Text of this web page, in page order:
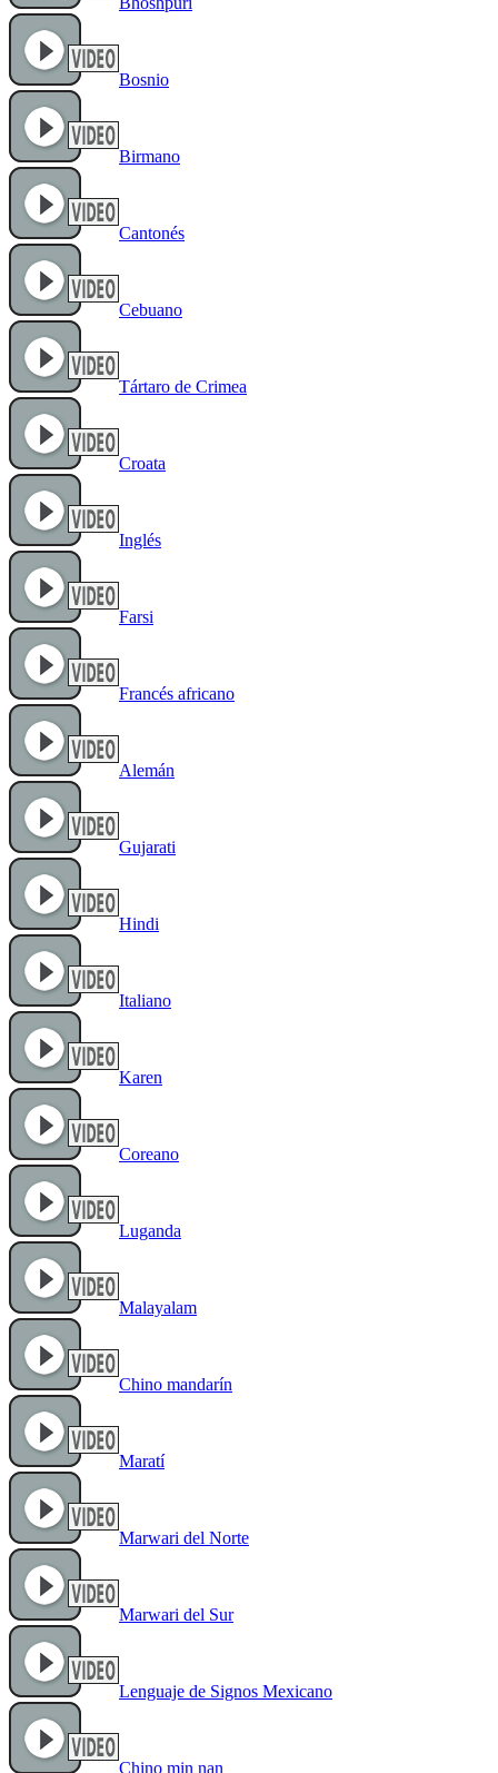
Bosnio
Birmano
Cantonés
Cebuano
Tártaro de Crimea
Croata
Inglés
Farsi
Francés africano
Alemán
Gujarati
Hindi
Italiano
Karen
Coreano
Luganda
Malayalam
Chino mandarín
Maratí
Marwari del Norte
Marwari del Sur
Lenguaje de Signos Mexicano
Chino min nan